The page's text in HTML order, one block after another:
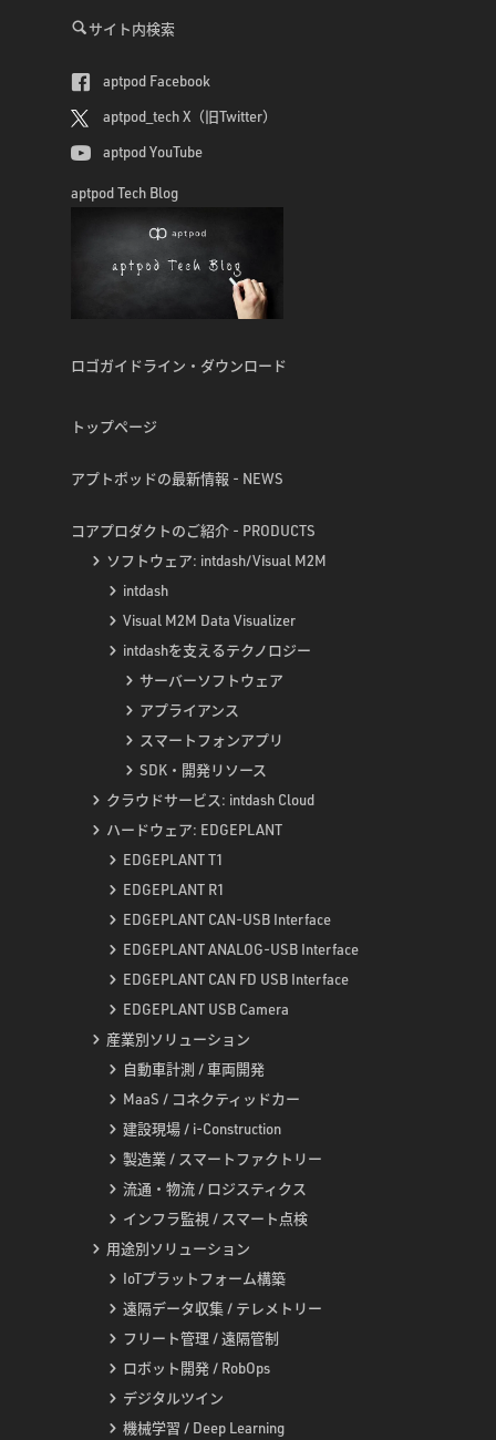
サイト内検索
aptpod Facebook
aptpod_tech X（旧Twitter）
aptpod YouTube
aptpod Tech Blog
ロゴガイドライン・ダウンロード
トップページ
アプトポッドの最新情報 - NEWS
コアプロダクトのご紹介 - PRODUCTS
ソフトウェア: intdash/Visual M2M
intdash
Visual M2M Data Visualizer
intdashを支えるテクノロジー
サーバーソフトウェア
アプライアンス
スマートフォンアプリ
SDK・開発リソース
クラウドサービス: intdash Cloud
ハードウェア: EDGEPLANT
EDGEPLANT T1
EDGEPLANT R1
EDGEPLANT CAN-USB Interface
EDGEPLANT ANALOG-USB Interface
EDGEPLANT CAN FD USB Interface
EDGEPLANT USB Camera
産業別ソリューション
自動車計測 / 車両開発
MaaS / コネクティッドカー
建設現場 / i-Construction
製造業 / スマートファクトリー
流通・物流 / ロジスティクス
インフラ監視 / スマート点検
用途別ソリューション
IoTプラットフォーム構築
遠隔データ収集 / テレメトリー
フリート管理 / 遠隔管制
ロボット開発 / RobOps
デジタルツイン
機械学習 / Deep Learning